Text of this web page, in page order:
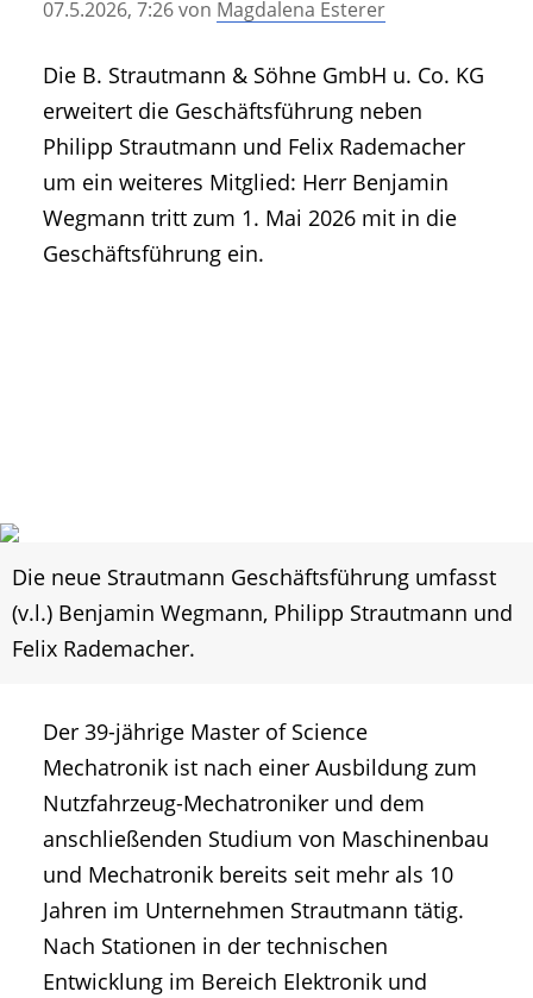
• Geschichte und Geschichten
• Mitteilung der Redaktion
• Agritechnica Neuheiten Archiv
• Artikel nach Hersteller/Marke
07.5.2026, 7:26von Magdalena Esterer
Die B. Strautmann & Söhne GmbH u. Co. KG
erweitert die Geschäftsführung neben
Philipp Strautmann und Felix Rademacher
um ein weiteres Mitglied: Herr Benjamin
Wegmann tritt zum 1. Mai 2026 mit in die
Geschäftsführung ein.
Die neue Strautmann Geschäftsführung umfasst
(v.l.) Benjamin Wegmann, Philipp Strautmann und
Felix Rademacher.
Der 39-jährige Master of Science
Mechatronik ist nach einer Ausbildung zum
Nutzfahrzeug-Mechatroniker und dem
anschließenden Studium von Maschinenbau
und Mechatronik bereits seit mehr als 10
Jahren im Unternehmen Strautmann tätig.
Nach Stationen in der technischen
Entwicklung im Bereich Elektronik und